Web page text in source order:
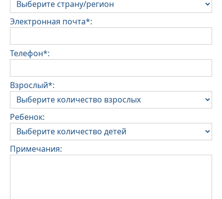
Электронная почта*:
Телефон*:
Взрослый*:
Ребенок:
Примечания: